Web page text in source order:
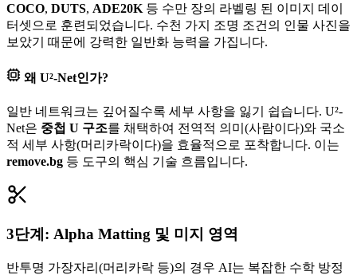
COCO, DUTS, ADE20K 등 수만 장의 라벨링 된 이미지 데이
터셋으로 훈련되었습니다. 수천 가지 조명 조건의 인물 사진을
보았기 때문에 강력한 일반화 능력을 가집니다.
왜 U²-Net인가?
일반 네트워크는 깊어질수록 세부 사항을 잃기 쉽습니다. U²-
Net은 중첩 U 구조를 채택하여 전역적 의미(사람이다)와 국소
적 세부 사항(머리카락이다)을 효율적으로 포착합니다. 이는
remove.bg 등 도구의 핵심 기술 흐름입니다.
3단계: Alpha Matting 및 미지 영역
반투명 가장자리(머리카락 등)의 경우 AI는 복잡한 수학 방정